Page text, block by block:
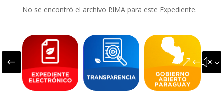
No se encontró el archivo RIMA para este Expediente.
#